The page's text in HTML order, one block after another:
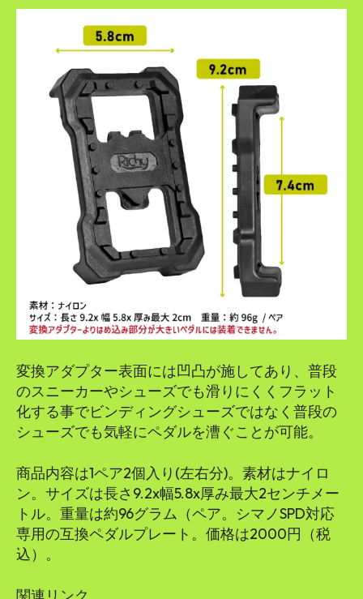
変換アダプター表面には凹凸が施してあり、普段
のスニーカーやシューズでも滑りにくくフラット
化する事でビンディングシューズではなく普段の
シューズでも気軽にペダルを漕ぐことが可能。
商品内容は1ペア2個入り(左右分)。素材はナイロ
ン。サイズは長さ9.2x幅5.8x厚み最大2センチメー
トル。重量は約96グラム（ペア。シマノSPD対応
専用の互換ペダルプレート。価格は2000円（税
込）。
関連リンク